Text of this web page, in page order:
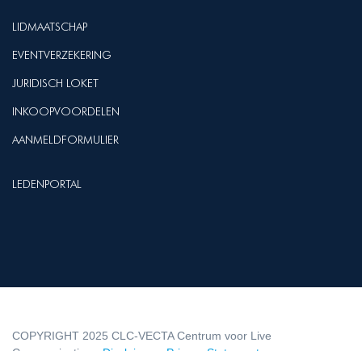
LIDMAATSCHAP
EVENTVERZEKERING
JURIDISCH LOKET
INKOOPVOORDELEN
AANMELDFORMULIER
LEDENPORTAL
COPYRIGHT 2025 CLC-VECTA Centrum voor Live